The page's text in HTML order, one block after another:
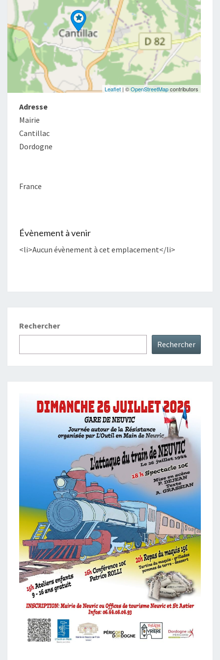
Leaflet | ©OpenStreetMapcontributors
Adresse
Mairie
Cantillac
Dordogne
France
Évènement à venir
<li>Aucun évènement à cet emplacement</li>
Rechercher
Rechercher